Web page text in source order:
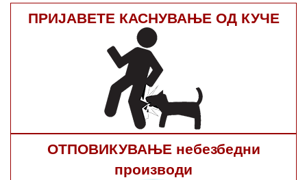
ПРИЈАВЕТЕ КАСНУВАЊЕ ОД КУЧЕ
ОТПОВИКУВАЊЕ небезбедни
производи